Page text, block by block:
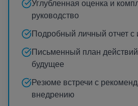
Углубленная оценка и
руководство
Подробный личный отчет с
Письменный план
будущее
Резюме встречи с
внедрению